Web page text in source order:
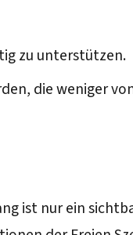
zu unterstützen.
die weniger
ist nur ein